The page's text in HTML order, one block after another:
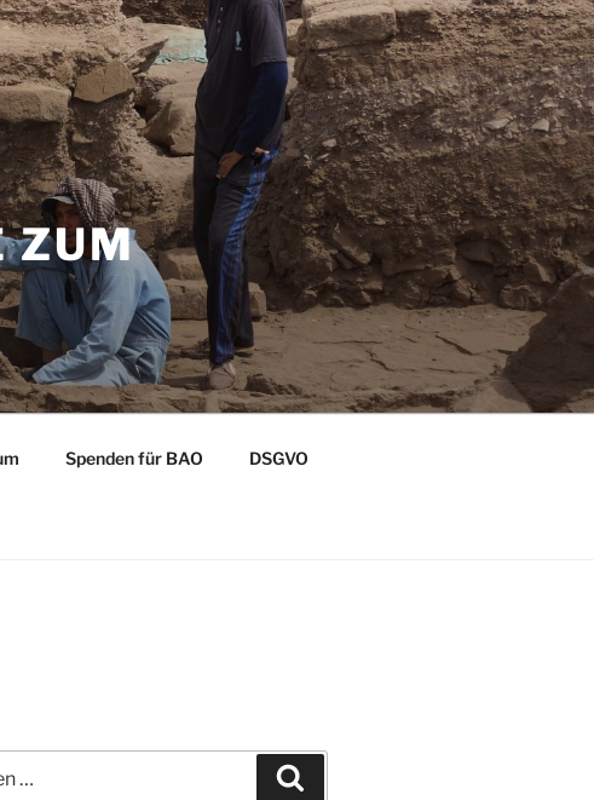
ZUM
Spenden für BAO DSGVO